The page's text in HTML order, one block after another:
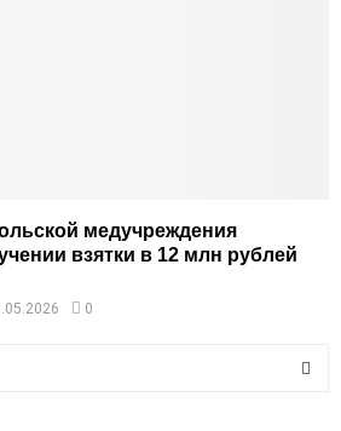
медучреждения
взятки в 12 млн рублей
0